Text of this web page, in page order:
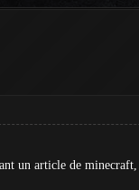
un article de